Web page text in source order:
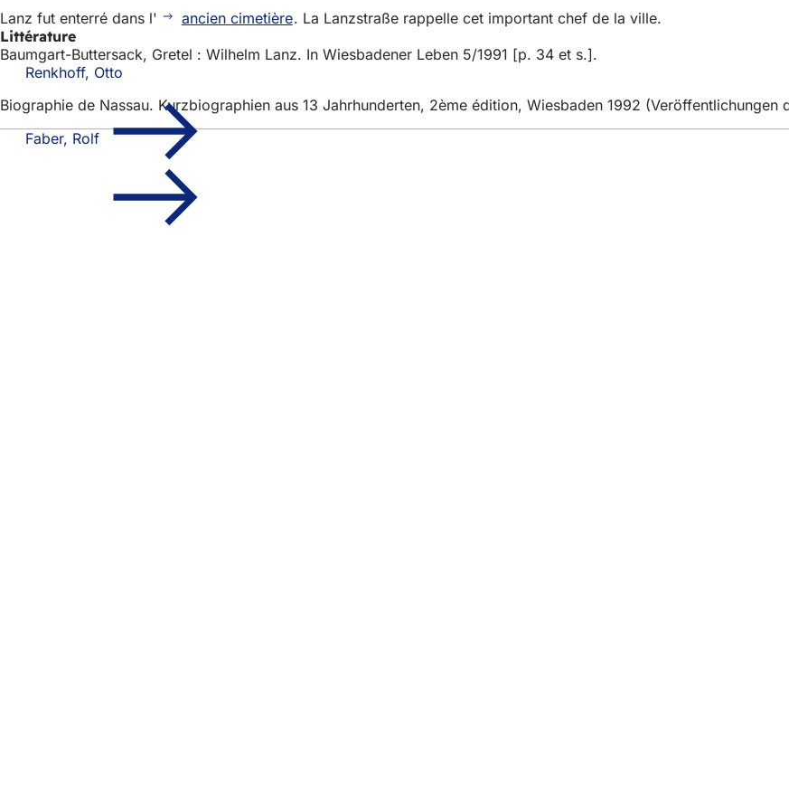
Lanz fut enterré dans l'
ancien cimetière. La Lanzstraße rappelle cet important chef de la ville.
Littérature
Baumgart-Buttersack, Gretel : Wilhelm Lanz. In Wiesbadener Leben 5/1991 [p. 34 et s.].
Renkhoff, Otto
Biographie de Nassau. Kurzbiographien aus 13 Jahrhunderten, 2ème édition, Wiesbaden 1992
Faber, Rolf